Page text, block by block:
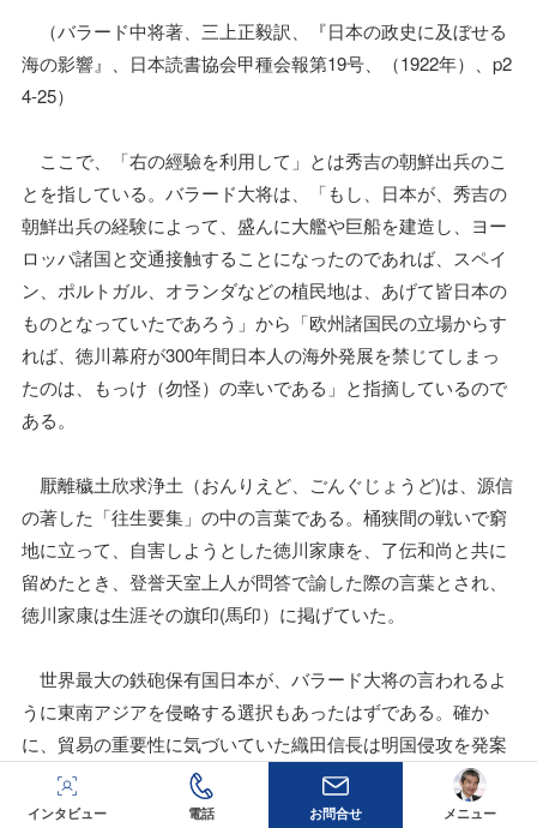
（バラード中将著、三上正毅訳、『日本の政史に及ぼせる
海の影響』、日本読書協会甲種会報第19号、（1922年）、p2
4-25）
ここで、「右の經驗を利用して」とは秀吉の朝鮮出兵のこ
とを指している。バラード大将は、「もし、日本が、秀吉の
朝鮮出兵の経験によって、盛んに大艦や巨船を建造し、ヨー
ロッパ諸国と交通接触することになったのであれば、スペイ
ン、ポルトガル、オランダなどの植民地は、あげて皆日本の
ものとなっていたであろう」から「欧州諸国民の立場からす
れば、徳川幕府が300年間日本人の海外発展を禁じてしまっ
たのは、もっけ（勿怪）の幸いである」と指摘しているので
ある。
厭離穢土欣求浄土（おんりえど、ごんぐじょうど)は、源信
の著した「往生要集」の中の言葉である。桶狭間の戦いで窮
地に立って、自害しようとした徳川家康を、了伝和尚と共に
留めたとき、登誉天室上人が問答で諭した際の言葉とされ、
徳川家康は生涯その旗印(馬印）に掲げていた。
世界最大の鉄砲保有国日本が、バラード大将の言われるよ
うに東南アジアを侵略する選択もあったはずである。確か
に、貿易の重要性に気づいていた織田信長は明国侵攻を発案
していた。その後継者である豊臣秀吉も信長の意思を汲み明
国征服を試みるが、朝鮮半島で苦戦を強いられ撤退すること
インタビュー 電話 お問合せ メニュー